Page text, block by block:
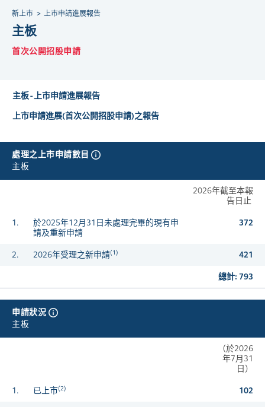
新上市 上市申請進展報告
主板
首次公開招股申請
主板 - 上市申請進展報告
上市申請進展(首次公開招股申請)之報告
處理之上市申請數目
主板
2026年截至本報
告日止
1.
於2025年12月31日未處理完畢的現有申
請及重新申請
372
2. 2026年受理之新申請(1) 421
總計: 793
申請狀況
主板
（於2026
年7月31
日）
1. 已上市(2) 102